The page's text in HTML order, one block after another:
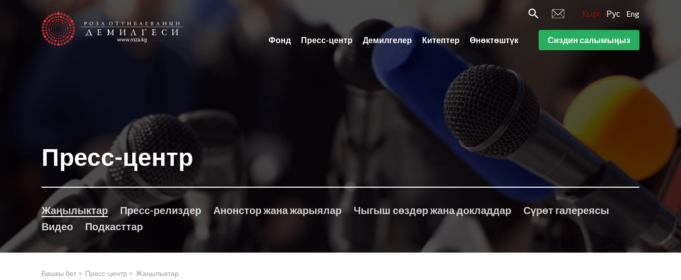
Кырг Рус Eng
Фонд Пресс-центр Демилгелер Китептер Өнөктөштүк Сиздин салымыңыз
Пресс-центр
Жаңылыктар Пресс-релиздер Анонстор жана жарыялар Чыгыш сөздөр жана докладдар
Сүрөт галереясы
Видео
Подкасттар
Башкы бет > Пресс-центр > Жаңылыктар